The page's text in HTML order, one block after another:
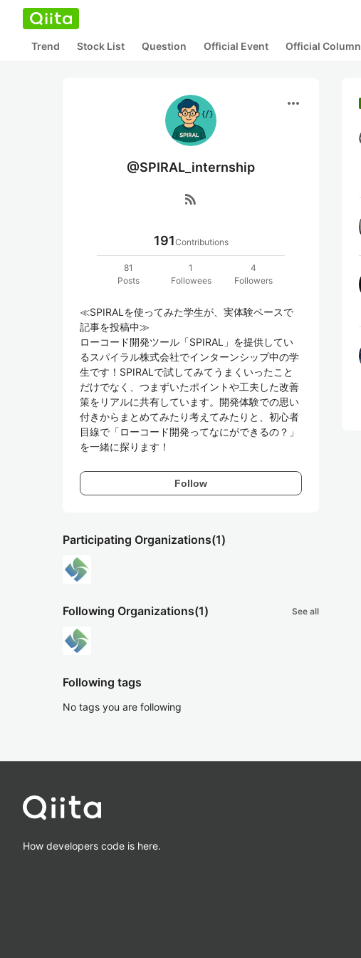
Trend Stock List Question Official Event Official Column
more_horiz
@SPIRAL_internship
rss_feed
191Contributions
81
Posts
1
Followees
4
Followers
≪SPIRALを使ってみた学生が、実体験ベースで
記事を投稿中≫
ローコード開発ツール「SPIRAL」を提供してい
るスパイラル株式会社でインターンシップ中の学
生です！SPIRALで試してみてうまくいったこと
だけでなく、つまずいたポイントや工夫した改善
策をリアルに共有しています。開発体験での思い
付きからまとめてみたり考えてみたりと、初心者
目線で「ローコード開発ってなにができるの？」
を一緒に探ります！
Follow
Participating Organizations(1)
Following Organizations(1) See all
Following tags
No tags you are following
How developers code is here.